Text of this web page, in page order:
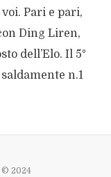
Pari e pari,
Ding Liren,
dell’Elo. Il 5°
n.1
© 2024